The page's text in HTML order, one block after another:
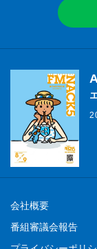
会社概要
番組審議会報告